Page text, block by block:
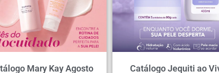
Mary Kay Agosto Catálogo Jequiti ao